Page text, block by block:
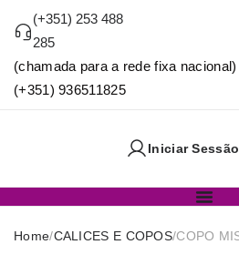
(+351) 253 488
285
(chamada para a rede fixa
(+351) 936511825
Iniciar Sessão
Home/CALICES E COPOS/COPO